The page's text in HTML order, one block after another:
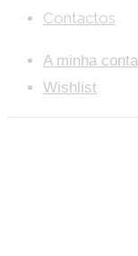
Contactos
A minha conta
Wishlist